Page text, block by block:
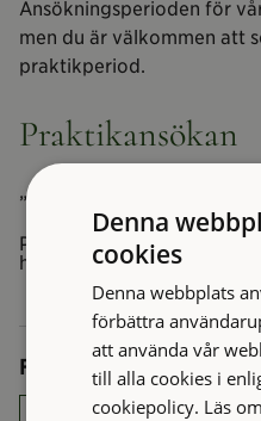
Ansökningsperioden för
men du är välkommen att
praktikperiod.
Praktikansökan
”
Praktikperioder –
höstterminen: oktober-
Förnamn *
Denna
cookies
Denna webbplats
förbättra
att använda vår
till alla cookies i
cookiepolicy. Läs